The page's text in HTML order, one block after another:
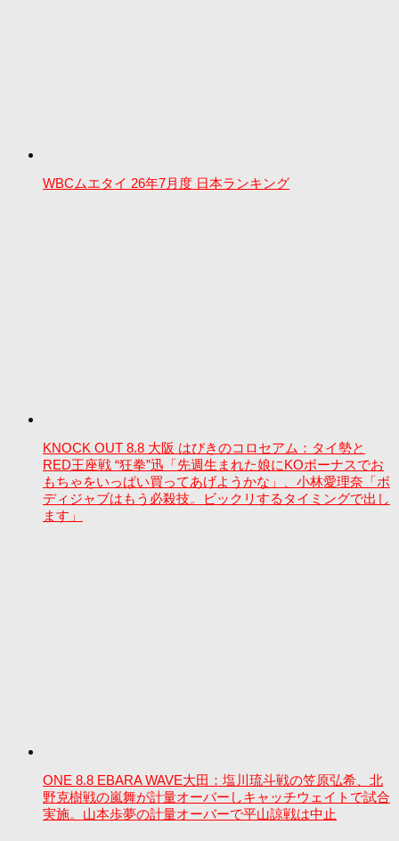
WBCムエタイ 26年7月度 日本ランキング
KNOCK OUT 8.8 大阪 はびきのコロセアム：タイ勢と
RED王座戦 “狂拳”迅「先週生まれた娘にKOボーナスでお
もちゃをいっぱい買ってあげようかな」、小林愛理奈「ボ
ディジャブはもう必殺技。ビックリするタイミングで出し
ます」
ONE 8.8 EBARA WAVE大田：塩川琉斗戦の笠原弘希、北
野克樹戦の嵐舞が計量オーバーしキャッチウェイトで試合
実施。山本歩夢の計量オーバーで平山諒戦は中止